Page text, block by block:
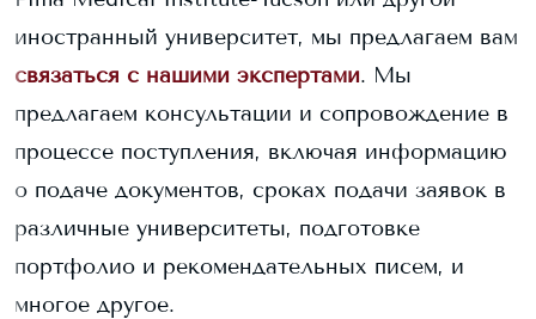
иностранный университет, мы предлагаем вам
связаться с нашими экспертами. Мы
предлагаем консультации и сопровождение в
процессе поступления, включая информацию
о подаче документов, сроках подачи заявок в
различные университеты, подготовке
портфолио и рекомендательных писем, и
многое другое.